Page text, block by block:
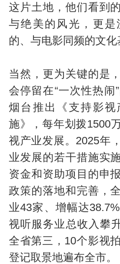
这片土地，他们看到
与绝美的风光，更是
的、与电影同频的文化
当然，更为关键的是
会停留在“一次性热闹
烟台推出《支持影
施》，每年划拨1500
视产业发展。2025年
业发展的若干措施实
资金和资助项目的申
政策的落地和完善，
业43家、增幅达
视听服务业总收入攀
全省第三，10个影视
登记取景地遍布全市。